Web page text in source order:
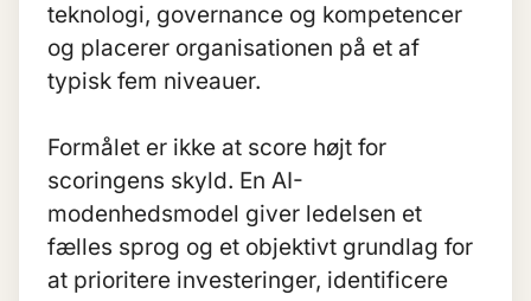
teknologi, governance og kompetencer
og placerer organisationen på et af
typisk fem niveauer.
Formålet er ikke at score højt for
scoringens skyld. En AI-
modenhedsmodel giver ledelsen et
fælles sprog og et objektivt grundlag for
at prioritere investeringer, identificere